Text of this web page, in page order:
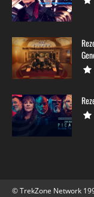
© TrekZone Network